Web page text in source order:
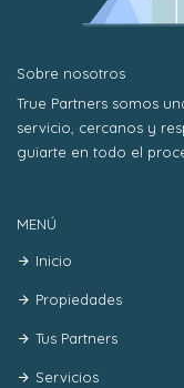
Sobre nosotros
True Partners somos
servicio, cercanos y
guiarte en todo el
MENÚ
Inicio
Propiedades
Tus Partners
Servicios